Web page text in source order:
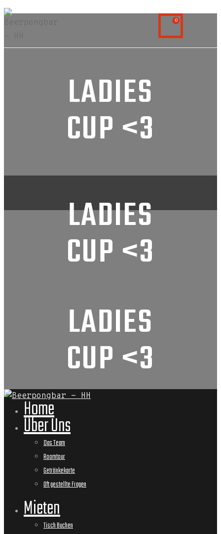
0
LADIES
CUP <3
LADIES
CUP <3
LADIES
CUP <3
Home
Über Uns
Das Team
Roomtour
Getränkekarte
Oft gestellte Fragen
Mieten
Tisch Buchen